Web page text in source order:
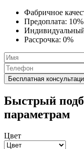
Фабричное
Предоплата: 10%
Индивидуальный
Рассрочка: 0%
Быстрый
параметрам
Цвет